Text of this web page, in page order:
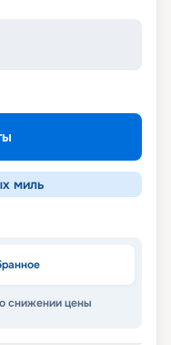
миль
снижении цены